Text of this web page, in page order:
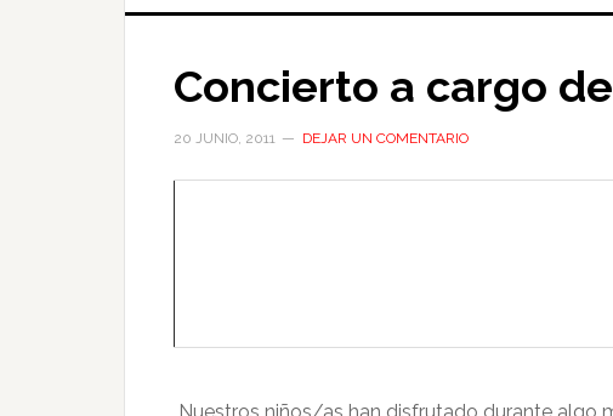
Concierto a cargo
20 JUNIO, 2011 DEJAR UN COMENTARIO